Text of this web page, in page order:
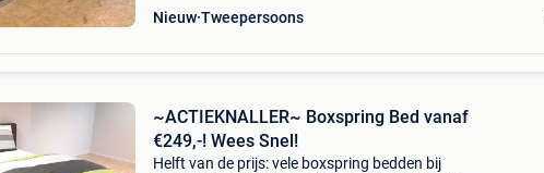
Nieuw Tweepersoons
~ACTIEKNALLER~ Boxspring Bed vanaf
€249,-! Wees Snel!
Helft van de prijs: vele boxspring bedden bij